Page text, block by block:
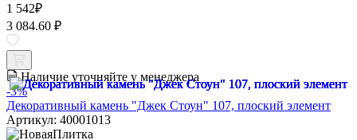
1 542₽
3 084.60 ₽
Наличие уточняйте у менеджера
-3%
Декоративный камень "Джек Стоун" 107, плоский элемент
Артикул: 40001013